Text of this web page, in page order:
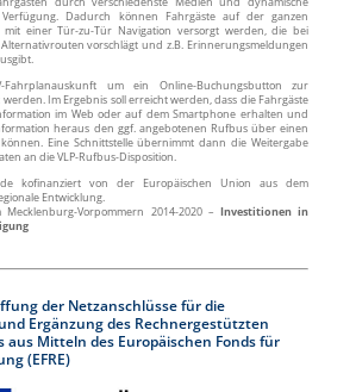
Verfügung. Dadurch können Fahrgäste auf der ganzen
mit einer Tür-zu-Tür Navigation versorgt werden, die bei
vorschlägt und z.B. Erinnerungsmeldungen
Fahrplanauskunft um ein Online-Buchungsbutton zur
Im Ergebnis soll erreicht werden, dass die Fahrgäste
im Web oder auf dem Smartphone erhalten und
heraus den ggf. angebotenen Rufbus über einen
Eine Schnittstelle übernimmt dann die Weitergabe
an die VLP-Rufbus-Disposition.
kofinanziert von der Europäischen Union aus dem
Entwicklung.
Mecklenburg-Vorpommern 2014-2020 – Investitionen in
der Netzanschlüsse für die
Ergänzung des Rechnergestützten
aus Mitteln des Europäischen Fonds für
(EFRE)